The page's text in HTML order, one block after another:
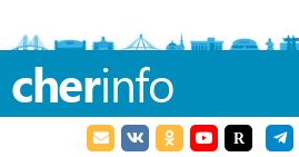
cherinfo